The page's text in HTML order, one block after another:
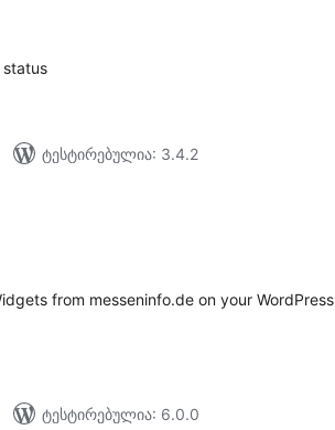
ტესტირებულია: 3.4.2
from messeninfo.de on your WordPress
ტესტირებულია: 6.0.0